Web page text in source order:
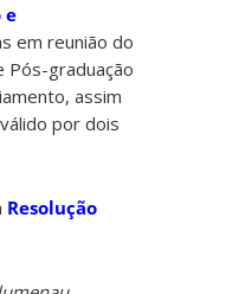
e
em reunião do
Pós-graduação
assim
por dois
Resolução